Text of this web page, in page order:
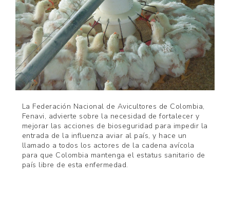
La Federación Nacional de Avicultores de Colombia,
Fenavi, advierte sobre la necesidad de fortalecer y
mejorar las acciones de bioseguridad para impedir la
entrada de la influenza aviar al país, y hace un
llamado a todos los actores de la cadena avícola
para que Colombia mantenga el estatus sanitario de
país libre de esta enfermedad.